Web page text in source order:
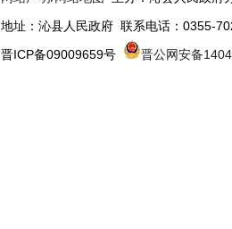
地址：沁县人民政府 联系电话：0355-
晋ICP备09009659号
晋公网安备